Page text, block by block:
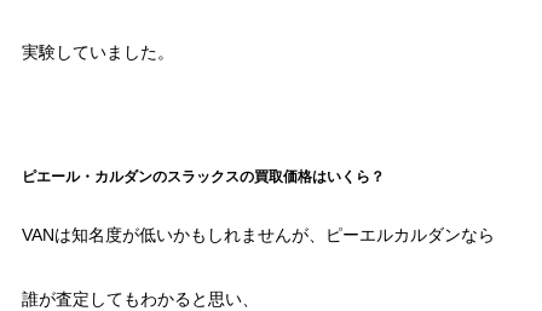
実験していました。
ピエール・カルダンのスラックスの買取価格はいくら？
VANは知名度が低いかもしれませんが、ピーエルカルダンなら
誰が査定してもわかると思い、